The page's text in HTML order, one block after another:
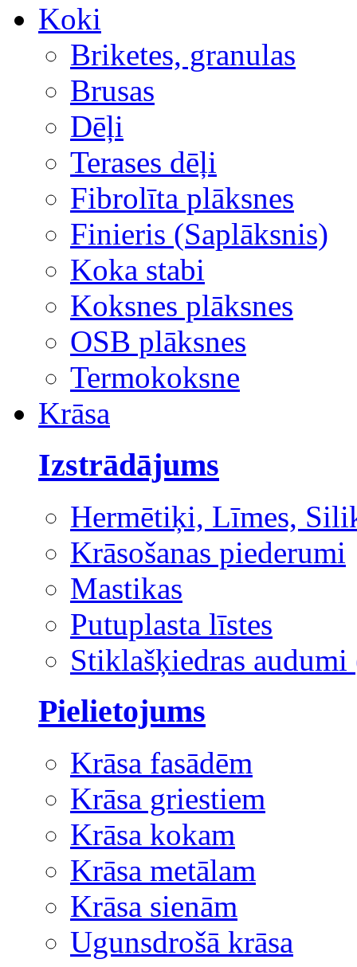
Koki
Briketes, granulas
Brusas
Dēļi
Terases dēļi
Fibrolīta plāksnes
Finieris (Saplāksnis)
Koka stabi
Koksnes plāksnes
OSB plāksnes
Termokoksne
Krāsa
Izstrādājums
Hermētiķi, Līmes,
Krāsošanas piederumi
Mastikas
Putuplasta līstes
Stiklašķiedras audumi
Pielietojums
Krāsa fasādēm
Krāsa griestiem
Krāsa kokam
Krāsa metālam
Krāsa sienām
Ugunsdrošā krāsa